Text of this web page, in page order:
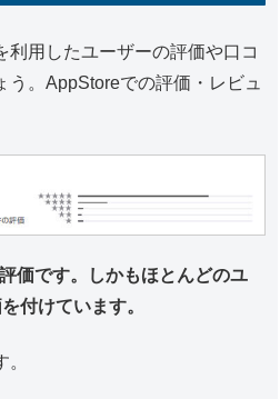
利用したユーザーの評価や口コ
う。AppStoreでの評価・レビュ
価です。しかもほとんどのユ
付けています。